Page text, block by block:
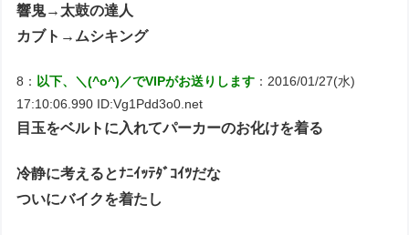
響鬼→太鼓の達人
カブト→ムシキング
8： 以下、＼(^o^)／でVIPがお送りします ：2016/01/27(水)
17:10:06.990 ID:Vg1Pdd3o0.net
目玉をベルトに入れてパーカーのお化けを着る
冷静に考えるとﾅﾆｲｯﾃﾀﾞｺｲﾂだな
ついにバイクを着たし